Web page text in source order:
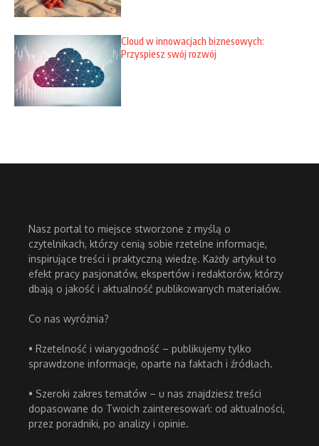
Cloud w innowacjach biznesowych:
Przyspiesz swój rozwój
Nasz portal to miejsce stworzone z myślą o
czytelnikach, którzy cenią sobie rzetelne informacje,
inspirujące treści i praktyczną wiedzę. Każdy artykuł to
efekt pracy pasjonatów, ekspertów i redaktorów, którzy
dbają o jakość i aktualność publikowanych materiałów.
Co nas wyróżnia?
• Rzetelność i wiarygodność – publikujemy tylko
sprawdzone informacje, oparte na faktach i źródłach.
• Szeroki zakres tematów – u nas znajdziesz treści
dopasowane do Twoich zainteresowań: od aktualności,
przez poradniki, po analizy i opinie.